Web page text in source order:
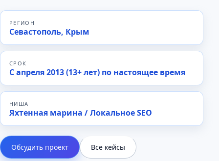
РЕГИОН
Севастополь, Крым
СРОК
С апреля 2013 (13+ лет) по настоящее время
НИША
Яхтенная марина / Локальное SEO
Обсудить проект Все кейсы